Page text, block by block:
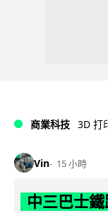
商業科技 3D 打
Vin 15 小時
中三巴士